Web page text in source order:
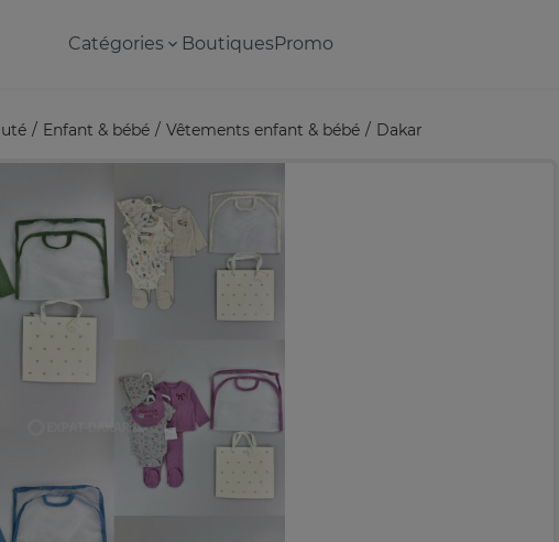
Catégories BoutiquesPromo
Enfant & bébé Vêtements enfant & bébé Dakar